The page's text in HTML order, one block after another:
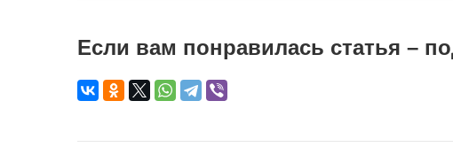
Если вам понравилась статья –